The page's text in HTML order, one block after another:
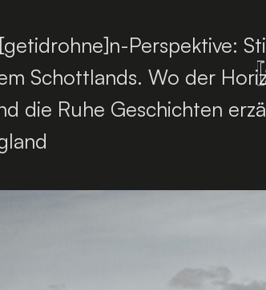
Perspektive:
Schottlands. Wo der
die Ruhe Geschichten